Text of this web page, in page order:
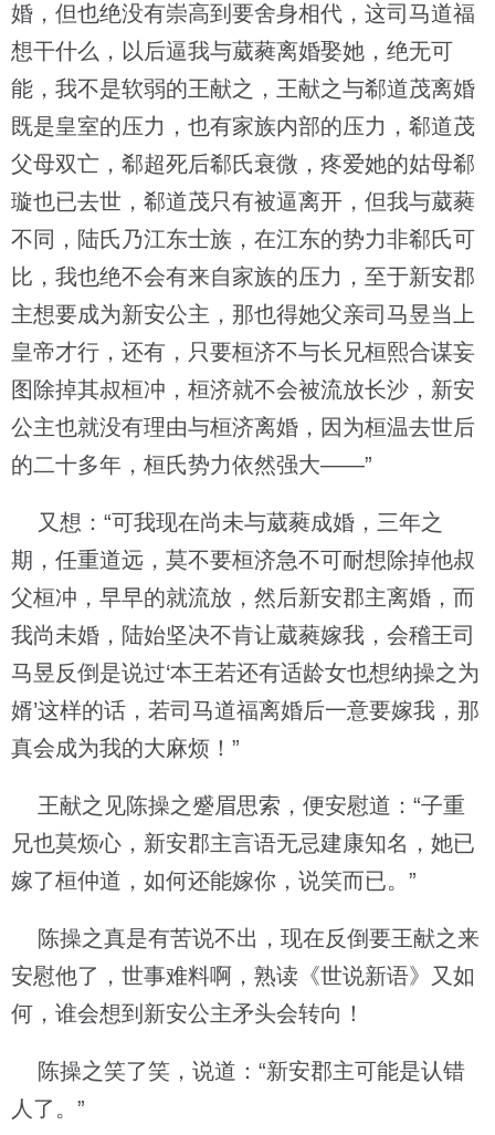
婚，但也绝没有崇高到要舍身相代，这司马道福
想干什么，以后逼我与葳蕤离婚娶她，绝无可
能，我不是软弱的王献之，王献之与郗道茂离婚
既是皇室的压力，也有家族内部的压力，郗道茂
父母双亡，郗超死后郗氏衰微，疼爱她的姑母郗
璇也已去世，郗道茂只有被逼离开，但我与葳蕤
不同，陆氏乃江东士族，在江东的势力非郗氏可
比，我也绝不会有来自家族的压力，至于新安郡
主想要成为新安公主，那也得她父亲司马昱当上
皇帝才行，还有，只要桓济不与长兄桓熙合谋妄
图除掉其叔桓冲，桓济就不会被流放长沙，新安
公主也就没有理由与桓济离婚，因为桓温去世后
的二十多年，桓氏势力依然强大——”
又想：“可我现在尚未与葳蕤成婚，三年之
期，任重道远，莫不要桓济急不可耐想除掉他叔
父桓冲，早早的就流放，然后新安郡主离婚，而
我尚未婚，陆始坚决不肯让葳蕤嫁我，会稽王司
马昱反倒是说过‘本王若还有适龄女也想纳操之为
婿’这样的话，若司马道福离婚后一意要嫁我，那
真会成为我的大麻烦！”
王献之见陈操之蹙眉思索，便安慰道：“子重
兄也莫烦心，新安郡主言语无忌建康知名，她已
嫁了桓仲道，如何还能嫁你，说笑而已。”
陈操之真是有苦说不出，现在反倒要王献之来
安慰他了，世事难料啊，熟读《世说新语》又如
何，谁会想到新安公主矛头会转向！
陈操之笑了笑，说道：“新安郡主可能是认错
人了。”